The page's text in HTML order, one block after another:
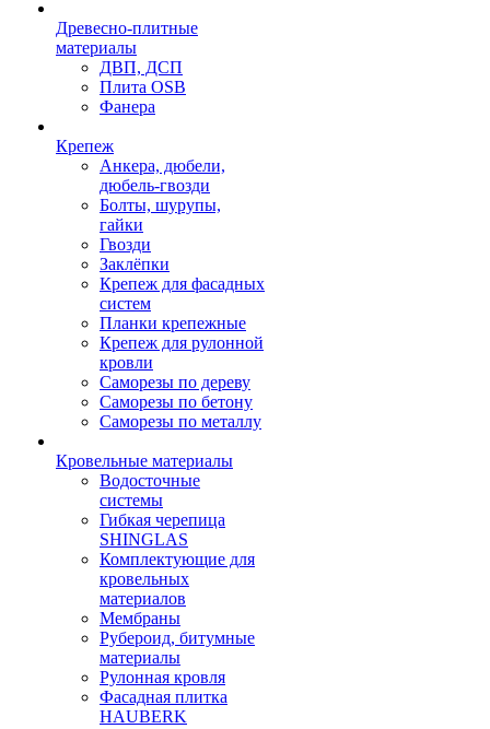
Древесно-плитные
материалы
ДВП, ДСП
Плита OSB
Фанера
Крепеж
Анкера, дюбели,
дюбель-гвозди
Болты, шурупы,
гайки
Гвозди
Заклёпки
Крепеж для фасадных
систем
Планки крепежные
Крепеж для рулонной
кровли
Саморезы по дереву
Саморезы по бетону
Саморезы по металлу
Кровельные материалы
Водосточные
системы
Гибкая черепица
SHINGLAS
Комплектующие для
кровельных
материалов
Мембраны
Рубероид, битумные
материалы
Рулонная кровля
Фасадная плитка
HAUBERK